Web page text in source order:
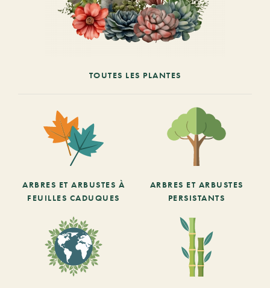
TOUTES LES PLANTES
ARBRES ET ARBUSTES À
FEUILLES CADUQUES
ARBRES ET ARBUSTES
PERSISTANTS